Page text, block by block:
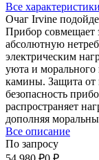
Все характеристики
Очаг Irvine
Прибор совмещает
абсолютную
электрическим
уюта и морального
камины. Защита от
безопасность
распространяет
дополняя
Все описание
По запросу